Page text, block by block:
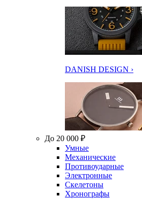
DANISH DESIGN ›
До 20 000 ₽
Умные
Механические
Противоударные
Электронные
Скелетоны
Хронографы